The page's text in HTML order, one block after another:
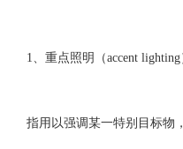
1、重点照明（accent lighting
指用以强调某一特别目标物